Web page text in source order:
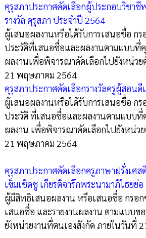
คุรุสภาประกาศคัดเลือกผู้ประกอบวิชาชี
รางวัล คุรุสภา ประจำปี 2564
ผู้เสนอผลงานหรือได้รับการเสนอชื่อ กร
ประวัติที่เสนอชื่อและผลงานตามแบบที่
ผลงานเพื่อพิจารณาคัดเลือกไปยังหน่วย
21 พฤษภาคม 2564
คุรุสภาประกาศคัดเลือกรางวัลครูผู้สอน
ผู้เสนอผลงานหรือได้รับการเสนอชื่อ กร
ประวัติ ที่เสนอชื่อและผลงานตามแบบที่
ผลงาน เพื่อพิจารณาคัดเลือกไปยังหน่ว
21 พฤษภาคม 2564
คุรุสภาประกาศคัดเลือกครูภาษาฝรั่งเศส
เข็มเชิดชู เกียรติจารึกพระนามาภิไธยย่
ผู้มีสิทธิเสนอผลงาน หรือเสนอชื่อ กรอก
เสนอชื่อ และรายงานผลงาน ตามแบบข
ยังหน่วยงานที่ตนเองสังกัด ภายในวันที่